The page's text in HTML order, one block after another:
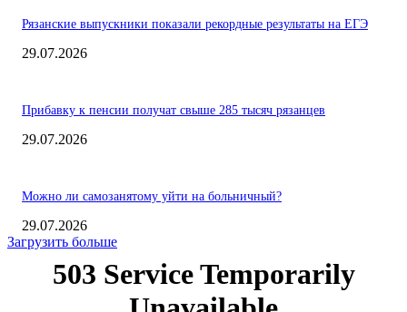
Рязанские выпускники показали рекордные результаты на ЕГЭ
29.07.2026
Прибавку к пенсии получат свыше 285 тысяч рязанцев
29.07.2026
Можно ли самозанятому уйти на больничный?
29.07.2026
Загрузить больше